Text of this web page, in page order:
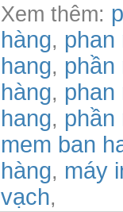
Xem thêm:
hàng, phan
hang, phần
hàng, phan
hang, phần
mem ban
hàng, máy
vạch,